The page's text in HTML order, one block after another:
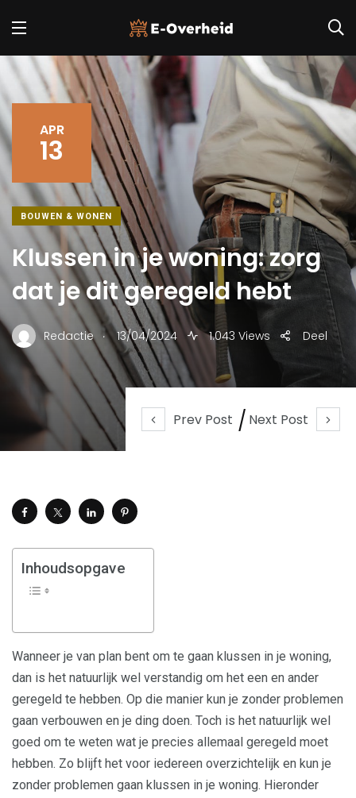
Prev Post Next Post
APR
13
BOUWEN & WONEN
Klussen in je woning: zorg
dat je dit geregeld hebt
Redactie . 13/04/2024 1.043 Views Deel
Inhoudsopgave
Wanneer je van plan bent om te gaan klussen in je woning,
dan is het natuurlijk wel verstandig om het een en ander
geregeld te hebben. Op die manier kun je zonder problemen
gaan verbouwen en je ding doen. Toch is het natuurlijk wel
goed om te weten wat je precies allemaal geregeld moet
hebben. Zo blijft het voor iedereen overzichtelijk en kun je
zonder problemen gaan klussen in je woning. Hieronder